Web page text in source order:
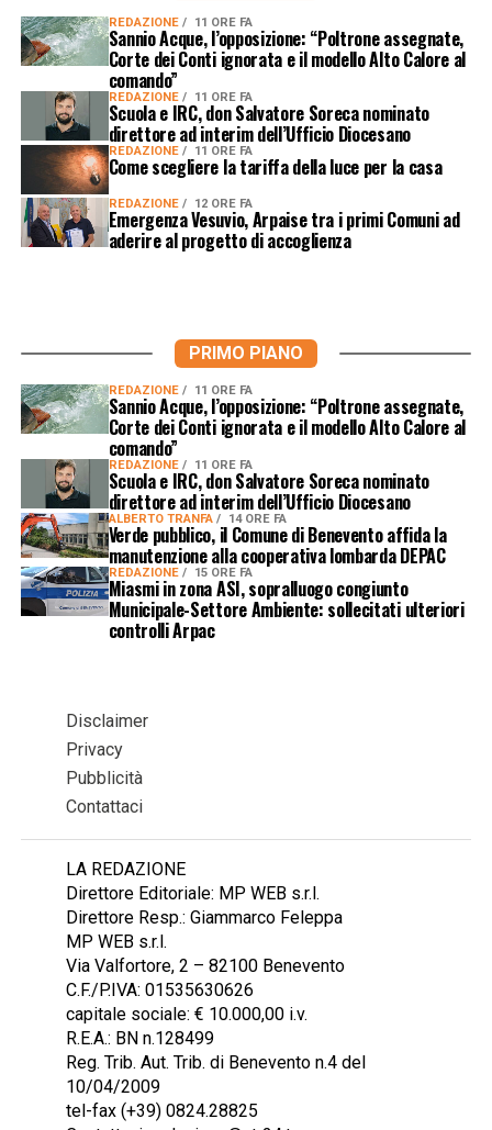
REDAZIONE 11 ORE FA
Sannio Acque, l’opposizione: “Poltrone assegnate,
Corte dei Conti ignorata e il modello Alto Calore al
comando”
REDAZIONE 11 ORE FA
Scuola e IRC, don Salvatore Soreca nominato
direttore ad interim dell’Ufficio Diocesano
REDAZIONE 11 ORE FA
Come scegliere la tariffa della luce per la casa
REDAZIONE 12 ORE FA
Emergenza Vesuvio, Arpaise tra i primi Comuni ad
aderire al progetto di accoglienza
PRIMO PIANO
REDAZIONE 11 ORE FA
Sannio Acque, l’opposizione: “Poltrone assegnate,
Corte dei Conti ignorata e il modello Alto Calore al
comando”
REDAZIONE 11 ORE FA
Scuola e IRC, don Salvatore Soreca nominato
direttore ad interim dell’Ufficio Diocesano
ALBERTO TRANFA 14 ORE FA
Verde pubblico, il Comune di Benevento affida la
manutenzione alla cooperativa lombarda DEPAC
REDAZIONE 15 ORE FA
Miasmi in zona ASI, sopralluogo congiunto
Municipale-Settore Ambiente: sollecitati ulteriori
controlli Arpac
Disclaimer
Privacy
Pubblicità
Contattaci
LA REDAZIONE
Direttore Editoriale: MP WEB s.r.l.
Direttore Resp.: Giammarco Feleppa
MP WEB s.r.l.
Via Valfortore, 2 – 82100 Benevento
C.F./P.IVA: 01535630626
capitale sociale: € 10.000,00 i.v.
R.E.A.: BN n.128499
Reg. Trib. Aut. Trib. di Benevento n.4 del
10/04/2009
tel-fax (+39) 0824.28825